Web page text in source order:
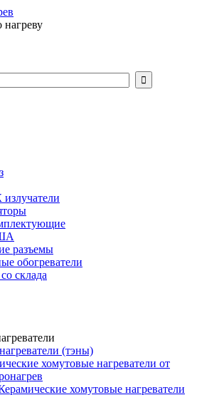

разъемы
обогреватели
склада
(тэны)
хомутовые нагреватели от
хомутовые нагреватели